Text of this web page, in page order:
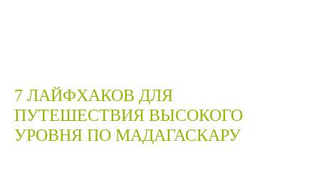
7 ЛАЙФХАКОВ ДЛЯ
ПУТЕШЕСТВИЯ ВЫСОКОГО
УРОВНЯ ПО МАДАГАСКАРУ